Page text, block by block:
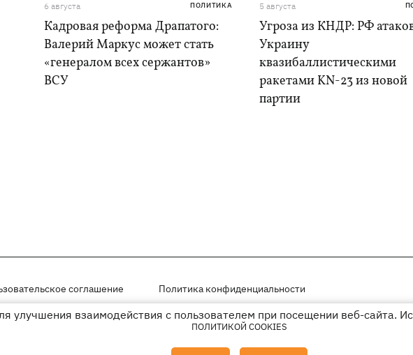
6 августа ПОЛИТИКА
Кадровая реформа Драпатого:
Валерий Маркус может стать
«генералом всех сержантов»
ВСУ
5 августа
Угроза из КНДР: РФ
Украину
квазибаллистическими
ракетами KN-23 из новой
партии
соглашение Политика конфиденциальности
и «Факт» размещены на правах рекламы
улучшения взаимодействия с пользователем при посещении веб-сайта.
ПОЛИТИКОЙ COOKIES